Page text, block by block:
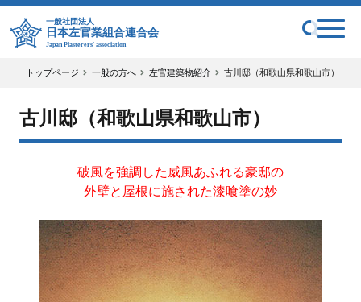
一般社団法人
日本左官業組合連合会
Japan Plasterers' association
トップページ 一般の方へ 左官建築物紹介 古川邸（和歌山県和歌山市）
古川邸（和歌山県和歌山市）
破風を強調した威風あふれる豪邸の
外壁と屋根に施された漆喰塗の妙